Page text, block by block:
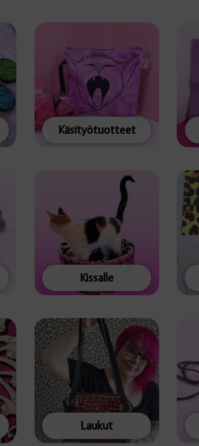
Käsityötuotteet
Kissalle
Laukut